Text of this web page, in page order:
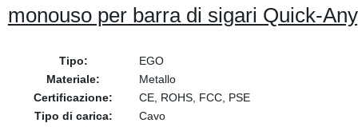
monouso per barra di sigari Quick-
Tipo:
EGO
Materiale:
Metallo
Certificazione:
CE, ROHS, FCC, PSE
Tipo di carica:
Cavo